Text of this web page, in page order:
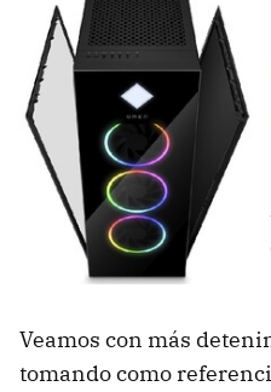
Veamos con más
tomando como